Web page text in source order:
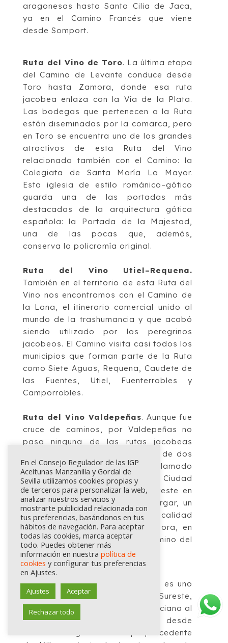
aragonesas hasta Santa Cilia de Jaca,
ya en el Camino Francés que viene
desde Somport.
Ruta del Vino de Toro. La última etapa
delCamino de Levante
conduce desde
Torohasta Zamora, donde esa ruta
jacobea enlaza con la Vía de la Plata.
Las bodegas que pertenecen a la Ruta
están diseminadas por la comarca
pero
en Toro se encuentra uno de los grandes
atractivos de esta Ruta del Vino
relacionado también con el Camino: la
Colegiata de Santa María La Mayor.
Esta iglesia de estilo románico–gótico
guarda una delas portadas más
destacadas de la arquitectura gótica
española: la Portada de la Majestad,
una de las pocas que, además,
conserva la policromía original.
Ruta del Vino Utiel–Requena.
También en el territorio de esta Ruta del
Vino nosencontramos con elCamino de
la Lana
, el itinerario comercial unido al
mundo de la trashumancia y que acabó
siendo utilizado por los peregrinos
jacobeos. El Camino visita casi todos los
municipios que forman parte de la Ruta
como Siete Aguas, Requena, Caudete de
las Fuentes, Utiel, Fuenterrobles y
Camporrobles.
Ruta del Vino Valdepeñas. Aunque fue
cruce de caminos, por Valdepeñas no
pasaninguna de las rutas jacobeas
oficiales. Aún así, está rodeada de dos
de estos itinerarios:al oeste, el llamado
Camino Manchego, que parte de Ciudad
Realy se une al Camino del
Sureste en
Toledo; y al este, la Ruta del Argar, un
camino que parte de la localidad
murciana de Lorca y que, en Mora, en
tierras manchegas, se une al Camino del
Sureste.
Ruta del Vino de Yecla
Yecla es uno
de los jalones del
o del Sureste
que pasa
por esta localidad murciana al
poco de iniciar su recorrido desde
aquí procedente
En el Consejo Regulador de las IGP
Aceitunas Manzanilla y Gordal de
Sevilla utilizamos cookies propias y
de terceros para personalizar la web,
analizar nuestros servicios y
mostrarte publicidad relacionada con
tus preferencias, basándonos en tus
hábitos de navegación. Para aceptar
todas las cookies, marca aceptar
todo. Puedes obtener más
información en nuestra política de
cookies y configurar tus preferencias
en Ajustes.
Ajustes Aceptar
Rechazar todo